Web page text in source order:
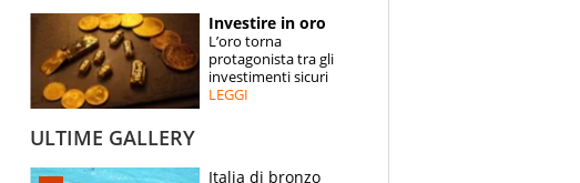
SPECIALI
ESPERTI
Investire in oro
L’oro torna
protagonista tra gli
investimenti sicuri
LEGGI
ULTIME GALLERY
Italia di bronzo